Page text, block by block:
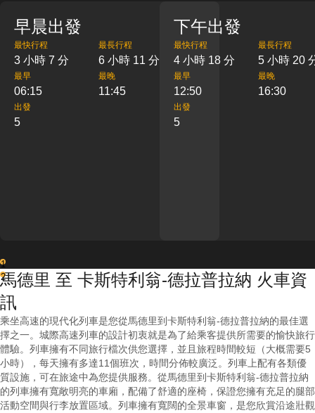
早晨出發
最快行程
3 小時 7 分
最長行程
6 小時 11 分
最早
06:15
最晚
11:45
出發
5
下午出發
最快行程
4 小時 18 分
最長行程
5 小時 20
最早
12:50
最晚
16:30
出發
5
1
2
馬德里 至 卡斯特利翁-德拉普拉納 火車資
訊
乘坐高速的現代化列車是您從馬德里到卡斯特利翁-德拉普拉納的最佳選
擇之一。城際高速列車的設計初衷就是為了給乘客提供所需要的愉快旅行
體驗。列車擁有不同旅行檔次供您選擇，並且旅程時間較短（大概需要5
小時），每天擁有多達11個班次，時間分佈較廣泛。列車上配有各類優
質設施，可在旅途中為您提供服務。從馬德里到卡斯特利翁-德拉普拉納
的列車擁有寬敞明亮的車廂，配備了舒適的座椅，保證您擁有充足的腿部
活動空間與行李放置區域。列車擁有寬闊的全景車窗，是您欣賞沿途壯觀